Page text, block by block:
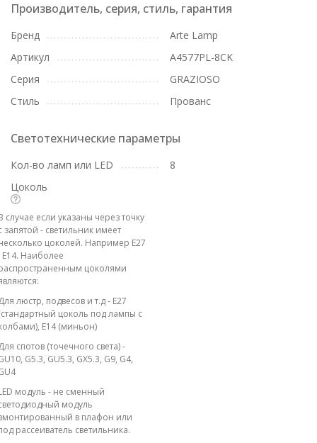
Производитель, серия, стиль, гарантия
Бренд
Arte Lamp
Артикул
A4577PL-8CK
Серия
GRAZIOSO
Стиль
Прованс
Светотехнические параметры
Кол-во ламп или LED
8
Цоколь
случае если указаны через точку
запятой - светильник имеет
цоколей. Например E27
E14. Наиболее
цоколями
люстр, подвесов и т.д - E27
цоколь под лампы с
E14 (миньон)
спотов (точечного света) -
G5.3, GU5.3, GX5.3, G9, G4,
модуль - не сменный
модуль
в плафон или
рассеиватель светильника.